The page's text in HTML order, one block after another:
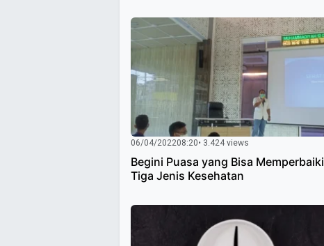
06/04/202208:20• 3.424 views
Begini Puasa yang Bisa Memperbaiki
Tiga Jenis Kesehatan